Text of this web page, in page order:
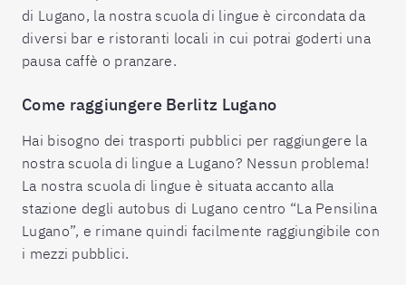
di Lugano, la nostra scuola di lingue è circondata da
diversi bar e ristoranti locali in cui potrai goderti una
pausa caffè o pranzare.
Come raggiungere Berlitz Lugano
Hai bisogno dei trasporti pubblici per raggiungere la
nostra scuola di lingue a Lugano? Nessun problema!
La nostra scuola di lingue è situata accanto alla
stazione degli autobus di Lugano centro “La Pensilina
Lugano”, e rimane quindi facilmente raggiungibile con
i mezzi pubblici.